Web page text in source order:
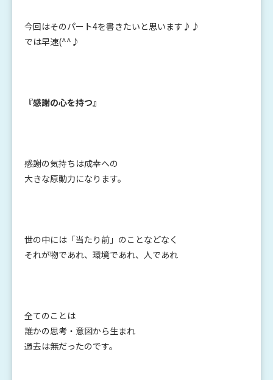
今回はそのパート4を書きたいと思います♪♪
では早速(^^♪
『感謝の心を持つ』
感謝の気持ちは成幸への
大きな原動力になります。
世の中には「当たり前」のことなどなく
それが物であれ、環境であれ、人であれ
全てのことは
誰かの思考・意図から生まれ
過去は無だったのです。